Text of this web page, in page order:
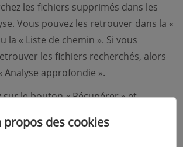
les fichiers supprimés dans les
Vous pouvez les retrouver dans la «
la « Liste de chemin ». Si vous
les fichiers recherchés, alors
Analyse approfondie ».
sur le bouton « Récupérer » et
propos des cookies